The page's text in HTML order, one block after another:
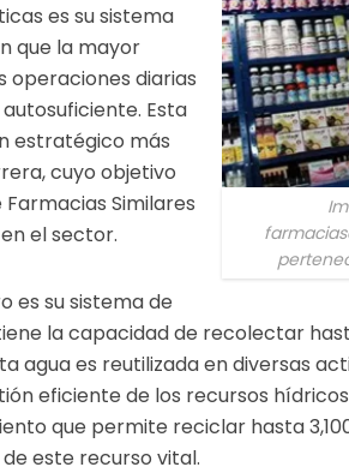
es su sistema
que la mayor
operaciones diarias
Esta
estratégico más
cuyo objetivo
Similares
el sector.
es su sistema de
la capacidad de recolectar
agua es reutilizada en diversas
eficiente de los recursos
que permite reciclar hasta
este recurso vital.